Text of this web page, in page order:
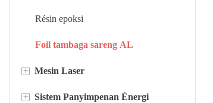
Lemari distribusi
Gardu tipe kotak
Kumparan transformator
Inti Transformator
Résin epoksi
Foil tambaga sareng AL
+ Mesin Laser
Mesin las laser
+ Sistem Panyimpenan Énergi